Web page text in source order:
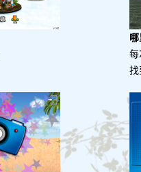
找